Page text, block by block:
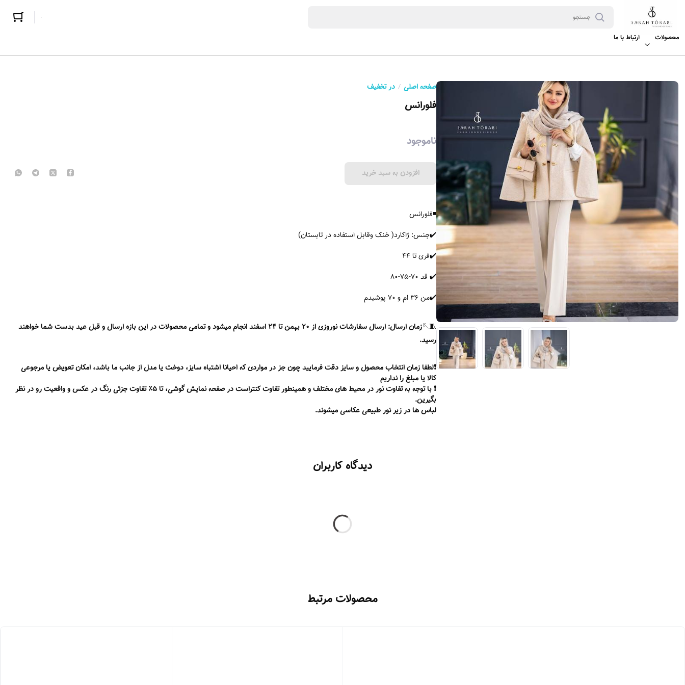
محصولات ارتباط با ما
صفحه اصلی در تخفیف
فلورانس
ناموجود
افزودن به سبد خرید
◾️فلورانس
✔️جنس: ژاکارد( خنک ‌و‌قابل استفاده در تابستان)
✔️فری تا ۴۴
✔️ قد ۷۰-۷۵-۸۰
✔️من ۳۶ ام و ۷۰ پوشیدم
🧵🪡‏
زمان ارسال: ارسال سفارشات نوروزی از ۲۰ بهمن تا ۲۴ اسفند انجام میشود و تمامی محصولات در این بازه ارسال و قبل عید بدست شما خواهند
رسید.
❗️لطفا زمان انتخاب محصول و سایز دقت فرمایید چون جز در مواردی که احیانا اشتباه سایز، دوخت یا مدل از جانب ما باشد، امکان تعویض یا مرجوعی
کالا یا مبلغ را نداریم
❗️ با توجه به تفاوت نور در محیط های مختلف و همینطور تفاوت کنتراست در صفحه نمایش گوشی، تا ۵٪ تفاوت جزئی رنگ در عکس و واقعیت رو در نظر
بگیرین.
لباس ها در زیر نور طبیعی عکاسی میشوند.
دیدگاه کاربران
محصولات مرتبط